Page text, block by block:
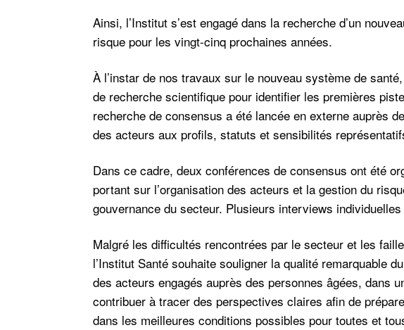
Ainsi, l’Institut s’est engagé dans la recherche d’un
risque pour les vingt-cinq prochaines années.
À l’instar de nos travaux sur le nouveau système de
de recherche scientifique pour identifier les premières
recherche de consensus a été lancée en externe auprès
des acteurs aux profils, statuts et sensibilités
Dans ce cadre, deux conférences de consensus ont été
portant sur l’organisation des acteurs et la gestion du
gouvernance du secteur. Plusieurs interviews
Malgré les difficultés rencontrées par le secteur et les
l’Institut Santé souhaite souligner la qualité remarquable
des acteurs engagés auprès des personnes âgées, dans
contribuer à tracer des perspectives claires afin de
dans les meilleures conditions possibles pour toutes et